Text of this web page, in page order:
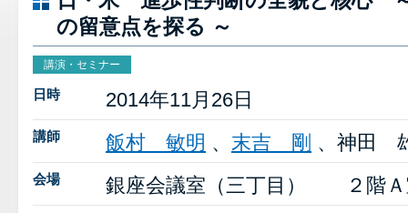
の留意点を探る ～
講演・セミナー
日時 2014年11月26日
講師 飯村 敏明 、 末吉 剛 、神田
会場 銀座会議室（三丁目） ２階Ａ